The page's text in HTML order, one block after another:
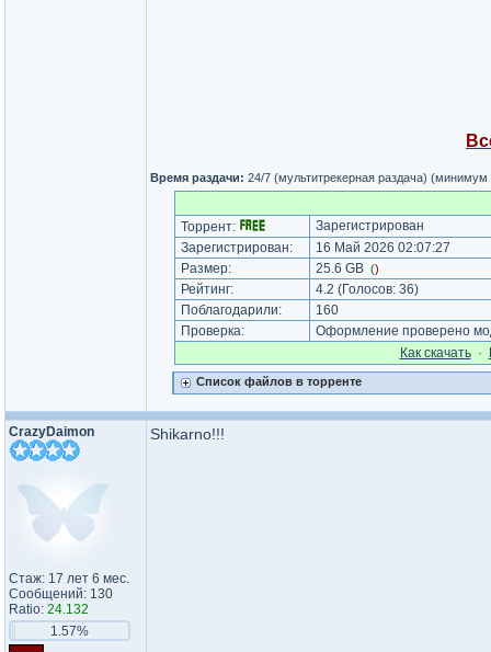
Время раздачи: 24/7 (мультитрекерная раздача)
Торрент:
Зарегистрирован
Зарегистрирован:
16 Май 2026 02:07:27
Размер:
25.6 GB ()
Рейтинг: 4.2 (Голосов: 36)
Поблагодарили:
160
Проверка:
Оформление проверено
Как cкачать·
Список файлов в торренте
CrazyDaimon
Стаж: 17 лет 6 мес.
Сообщений: 130
Ratio: 24.132
1.57%
Shikarno!!!